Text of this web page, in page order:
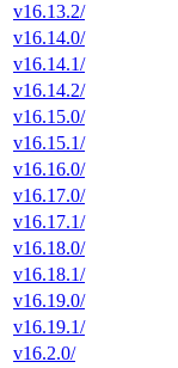
v16.13.2/
v16.14.0/
v16.14.1/
v16.14.2/
v16.15.0/
v16.15.1/
v16.16.0/
v16.17.0/
v16.17.1/
v16.18.0/
v16.18.1/
v16.19.0/
v16.19.1/
v16.2.0/